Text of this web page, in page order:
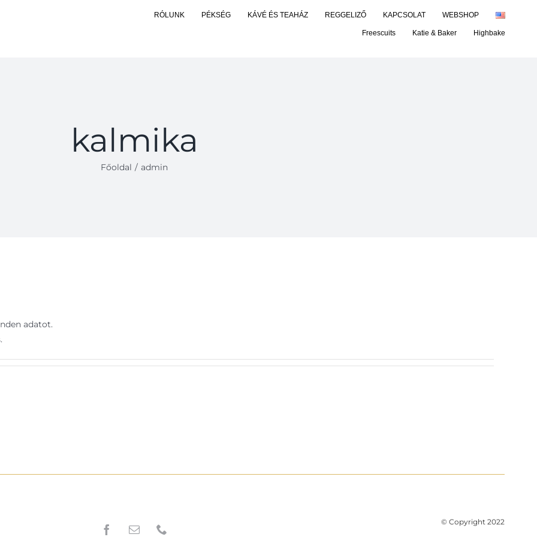
RÓLUNK PÉKSÉG KÁVÉ ÉS TEAHÁZ REGGELIZŐ KAPCSOLAT WEBSHOP
Freescuits Katie & Baker Highbake
kalmika
Főoldal / admin
adatot.
© Copyright 2022